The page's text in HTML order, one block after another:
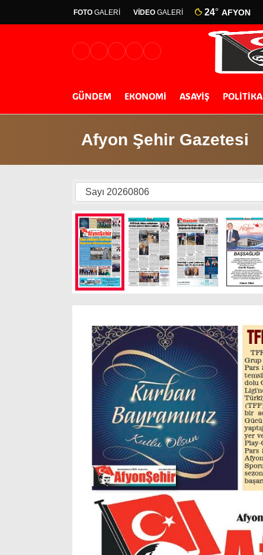
FOTO GALERİ VİDEO GALERİ 24° AFYON
GÜNDEM EKONOMİ ASAYİŞ POLİTİKA
Afyon Şehir Gazetesi